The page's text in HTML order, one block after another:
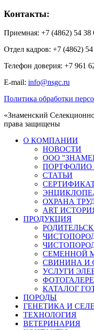
Контакты:
Приемная: +7 (4862) 54 38
Отдел кадров: +7 (4862)
Телефон доверия: +7 961
E-mail: info@nsgc.ru
Политика обработки
«Знаменский
права защищены
О КОМПАНИИ
НОВОСТИ
ООО
СТАТЬИ
ОХРАНА
ART
ПРОДУКЦИЯ
СЕМЕННОЙ
СВИНИНА И
УСЛУГИ
КАТАЛОГ
ПОРОДЫ
ГЕНЕТИКА И
ТЕХНОЛОГИЯ
ВЕТЕРИНАРИЯ